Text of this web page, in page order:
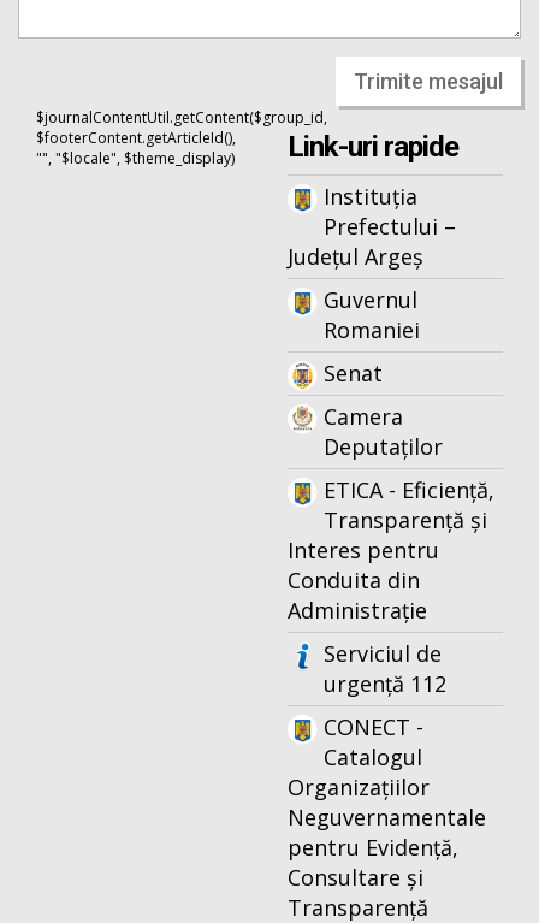
Trimite mesajul
$journalContentUtil.getContent($group_id,
$footerContent.getArticleId(),
"", "$locale", $theme_display)
Link-uri rapide
Instituția
Prefectului –
Județul Argeș
Guvernul
Romaniei
Senat
Camera
Deputaților
ETICA - Eficiență,
Transparență și
Interes pentru
Conduita din
Administrație
Serviciul de
urgență 112
CONECT -
Catalogul
Organizațiilor
Neguvernamentale
pentru Evidență,
Consultare și
Transparență